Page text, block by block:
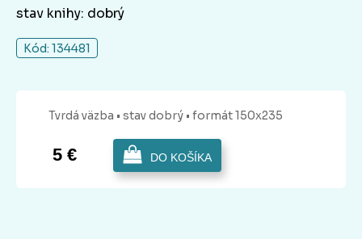
stav knihy: dobrý
Kód: 134481
Tvrdá väzba • stav dobrý • formát 150x235
5 € DO KOŠÍKA